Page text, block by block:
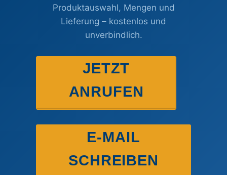
Produktauswahl, Mengen und
Lieferung – kostenlos und
unverbindlich.
JETZT
ANRUFEN
E-MAIL
SCHREIBEN